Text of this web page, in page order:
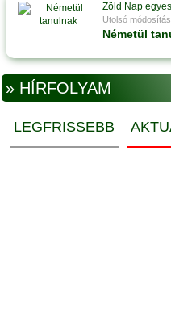
Zöld Nap
Utolsó
Németül
» HÍRFOLYAM
LEGFRISSEBB